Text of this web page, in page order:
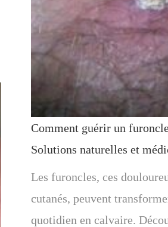
Comment guérir un
Solutions naturelles et
Les furoncles, ces
cutanés, peuvent
quotidien en calvaire.